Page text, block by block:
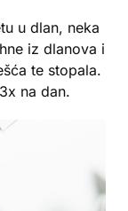
u dlan, neka
iz dlanova i
te stopala.
na dan.